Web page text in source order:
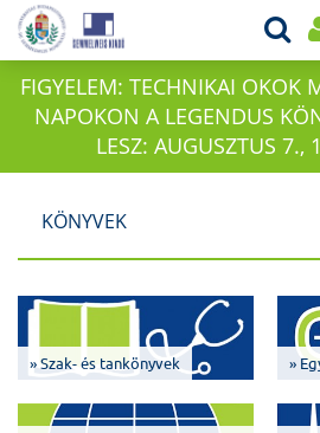
FIGYELEM: TECHNIKAI OKOK
NAPOKON A LEGENDUS
LESZ: AUGUSZTUS 7.,
KÖNYVEK
» Szak- és tankönyvek »